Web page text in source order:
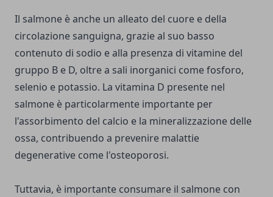
Il salmone è anche un alleato del cuore e della
circolazione sanguigna, grazie al suo basso
contenuto di sodio e alla presenza di vitamine del
gruppo B e D, oltre a sali inorganici come fosforo,
selenio e potassio. La vitamina D presente nel
salmone è particolarmente importante per
l'assorbimento del calcio e la mineralizzazione delle
ossa, contribuendo a prevenire malattie
degenerative come l'osteoporosi.
Tuttavia, è importante consumare il salmone con